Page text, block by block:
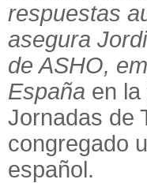
respuestas
asegura
de ASHO,
España en
Jornadas de
congregado
español.